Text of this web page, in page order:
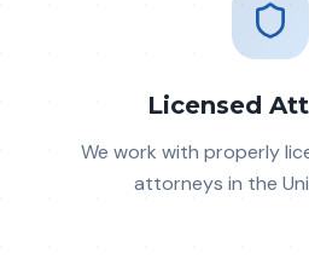
Licensed
We work with properly
attorneys in the